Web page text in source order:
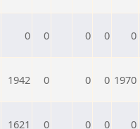
0 0 0 0 0
1942 0 0 0 1970
1621 0 0 0 0